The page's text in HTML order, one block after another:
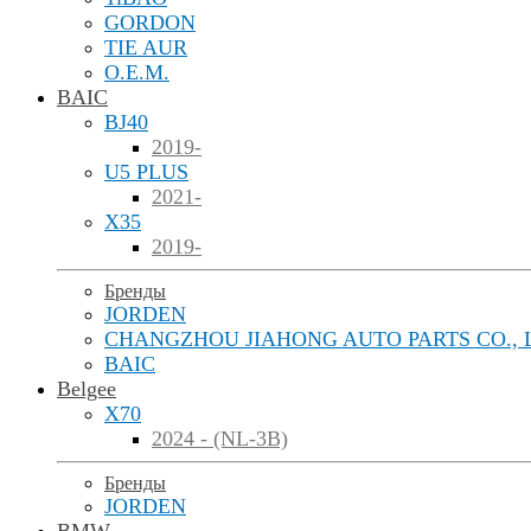
GORDON
TIE AUR
O.E.M.
BAIC
BJ40
2019-
U5 PLUS
2021-
X35
2019-
Бренды
JORDEN
CHANGZHOU JIAHONG AUTO PARTS CO.,
BAIC
Belgee
X70
2024 - (NL-3B)
Бренды
JORDEN